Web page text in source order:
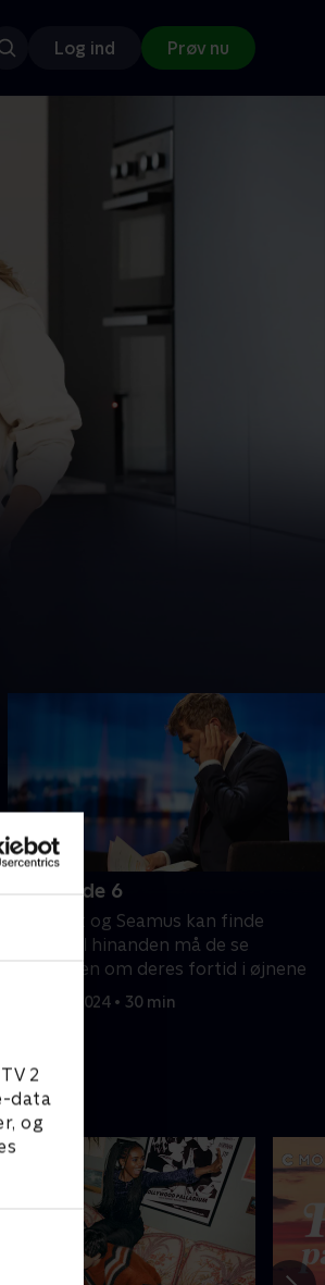
2
data
og
Log ind Prøv nu
6. Episode 6
Før Janet og Seamus kan finde
tilbage til hinanden må de se
sandheden om deres fortid i øjnene
7. marts 2024 • 30 min